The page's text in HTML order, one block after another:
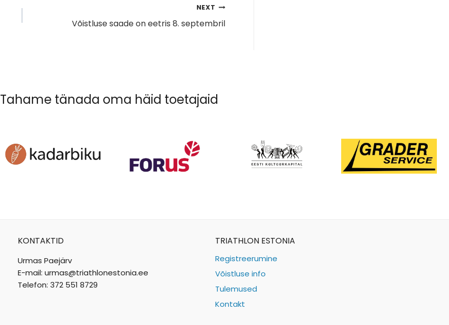
NEXT
Võistluse saade on eetris 8. septembril
Tahame tänada oma häid toetajaid
KONTAKTID
Urmas Paejärv
E-mail: urmas@triathlonestonia.ee
Telefon: 372 551 8729
TRIATHLON ESTONIA
Registreerumine
Võistluse info
Tulemused
Kontakt